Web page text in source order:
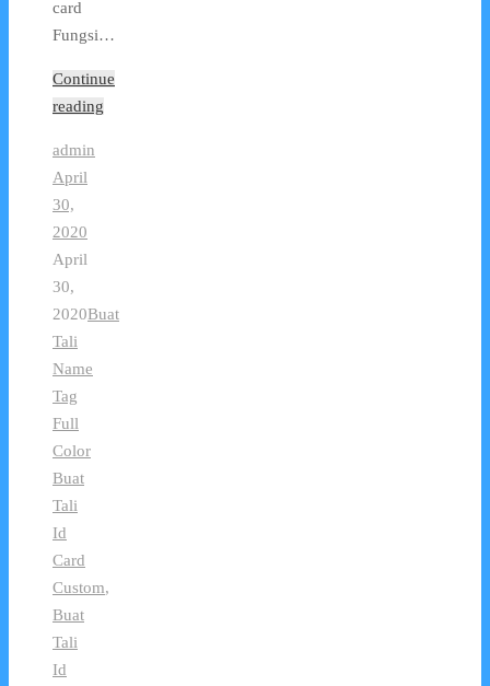
card
Fungsi…
Continue
reading
admin
April
30,
2020
April
30,
2020Buat
Tali
Name
Tag
Full
Color
Buat
Tali
Id
Card
Custom,
Buat
Tali
Id